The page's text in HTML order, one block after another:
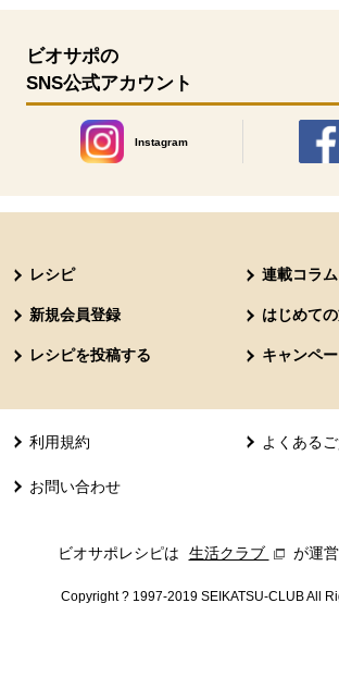
ビオサポの
SNS公式アカウント
Instagram
別のウィンドウで開きます。
レシピ 連載コラム
新規会員登録 はじめて
レシピを投稿する キャンペ
利用規約 よくある
お問い合わせ
ビオサポレシピは 生活クラブ 別のウィ
が運
Copyright ? 1997-2019 SEIKATSU-CLUB All